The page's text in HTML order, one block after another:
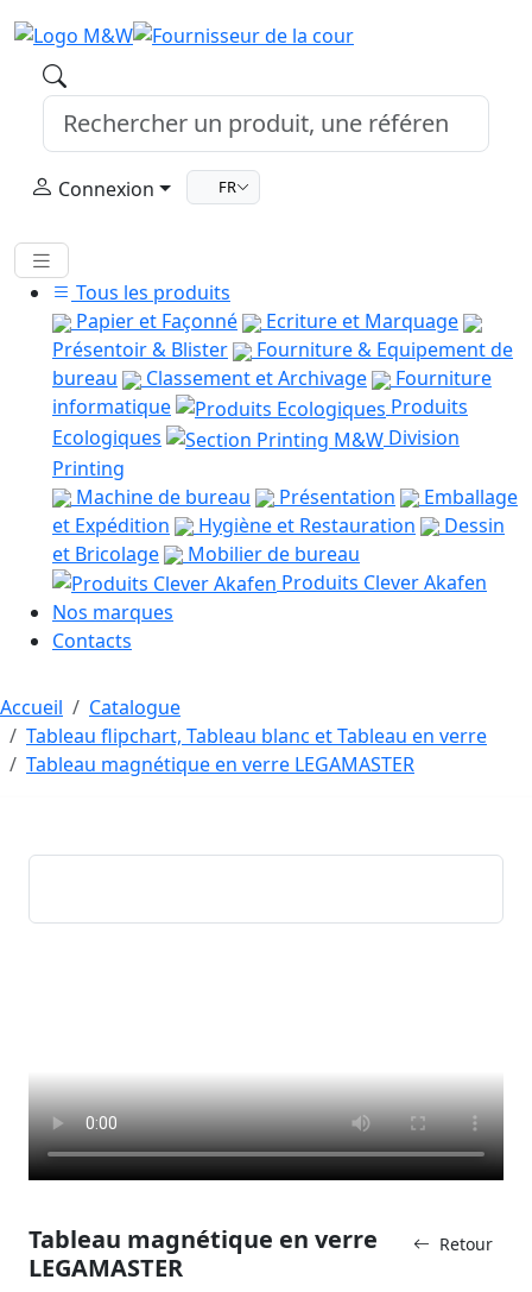
Connexion FR
Tous les produits
Papier et Façonné
Ecriture et Marquage
Présentoir & Blister
Fourniture & Equipement de
bureau
Classement et Archivage
Fourniture
informatique
Produits
Ecologiques
Division
Printing
Machine de bureau
Présentation
Emballage
et Expédition
Hygiène et Restauration
Dessin
et Bricolage
Mobilier de bureau
Produits Clever Akafen
Nos marques
Contacts
Accueil
Catalogue
Tableau flipchart, Tableau blanc et Tableau en verre
Tableau magnétique en verre LEGAMASTER
Retour
Tableau magnétique en verre
LEGAMASTER